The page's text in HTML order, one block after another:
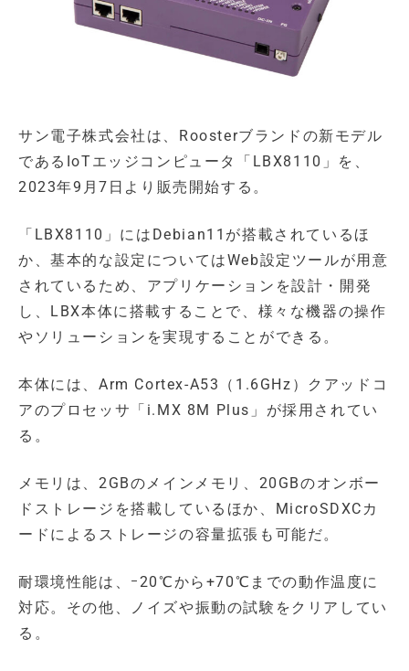
サン電子株式会社は、Roosterブランドの新モデル
であるIoTエッジコンピュータ「LBX8110」を、
2023年9月7日より販売開始する。
「LBX8110」にはDebian11が搭載されているほ
か、基本的な設定についてはWeb設定ツールが用意
されているため、アプリケーションを設計・開発
し、LBX本体に搭載することで、様々な機器の操作
やソリューションを実現することができる。
本体には、Arm Cortex-A53（1.6GHz）クアッドコ
アのプロセッサ「i.MX 8M Plus」が採用されてい
る。
メモリは、2GBのメインメモリ、20GBのオンボー
ドストレージを搭載しているほか、MicroSDXCカ
ードによるストレージの容量拡張も可能だ。
耐環境性能は、ｰ20℃から+70℃までの動作温度に
対応。その他、ノイズや振動の試験をクリアしてい
る。